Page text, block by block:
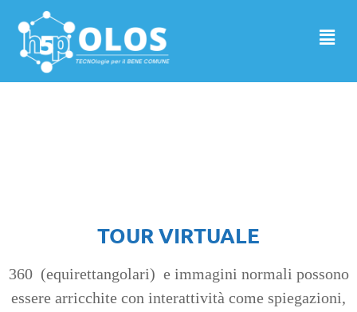
Tour virtuale
TOUR VIRTUALE
360 (equirettangolari) e immagini normali possono
essere arricchite con interattività come spiegazioni,